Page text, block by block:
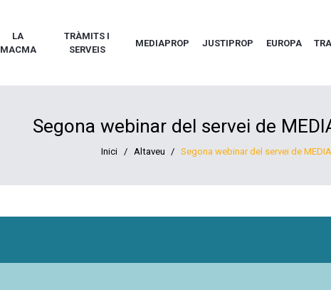
LA
MACMA
TRÀMITS I
SERVEIS
MEDIAPROP JUSTIPROP EUROPA
Segona webinar del servei de
Inici / Altaveu / Segona webinar del servei de